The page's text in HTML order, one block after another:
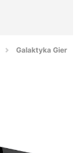
Galaktyka Gier